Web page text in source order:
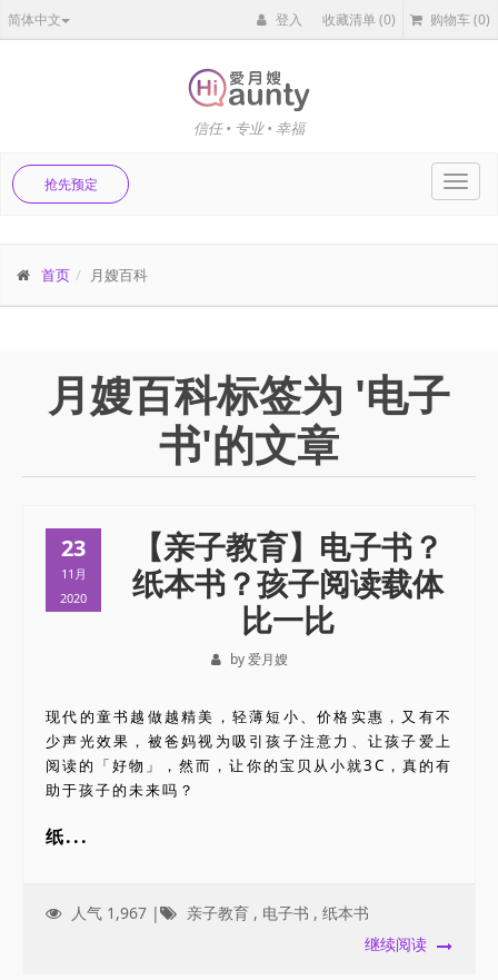
简体中文 登入 收藏清单(0) 购物车(0)
信任 • 专业 • 幸福
抢先预定
首页 月嫂百科
月嫂百科标签为 '电子
书'的文章
23
11月
2020
【亲子教育】电子书？
纸本书？孩子阅读载体
比一比
by 爱月嫂
现代的童书越做越精美，轻薄短小、价格实惠，又有不
少声光效果，被爸妈视为吸引孩子注意力、让孩子爱上
阅读的「好物」，然而，让你的宝贝从小就3C，真的有
助于孩子的未来吗？
纸...
人气 1,967 | 亲子教育 , 电子书 , 纸本书
继续阅读